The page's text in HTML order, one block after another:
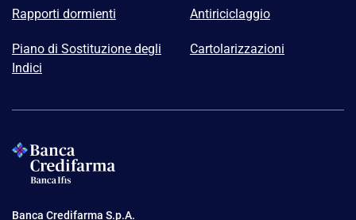
Rapporti dormienti Antiriciclaggio
Piano di Sostituzione degli
Indici
Cartolarizzazioni
Banca Credifarma S.p.A.